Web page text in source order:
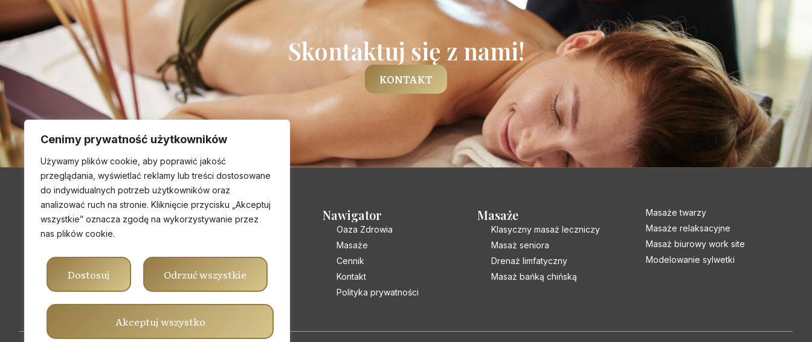
Cenimy prywatność użytkowników
Używamy plików cookie, aby poprawić jakość
przeglądania, wyświetlać reklamy lub treści dostosowane
do indywidualnych potrzeb użytkowników oraz
analizować ruch na stronie. Kliknięcie przycisku „Akceptuj
wszystkie” oznacza zgodę na wykorzystywanie przez
nas plików cookie.
Dostosuj Odrzuć wszystkie
Akceptuj wszystko
Skontaktuj się z nami!
KONTAKT
Dane kontaktowe
Numer telefonu
Email
oaza.zdrowia@wp.pl
Nawigator
Oaza Zdrowia
Masaże
Cennik
Kontakt
Polityka prywatności
Masaże
Klasyczny masaż leczniczy
Masaż seniora
Drenaż limfatyczny
Masaż bańką chińską
Masaże twarzy
Masaże relaksacyjne
Masaż biurowy work site
Modelowanie sylwetki